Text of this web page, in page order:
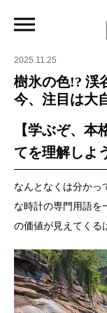
樹氷の色!? 渓谷の色!?
2025.11.25
樹氷の色!? 渓
今、注目は大
【学ぶぞ、
てを理解しよ
なんとなくは分か
な時計の専門用語を
の価値が見えてくる